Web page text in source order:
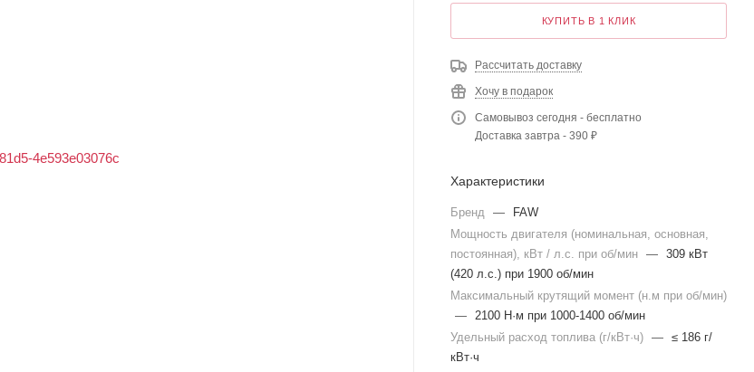
КУПИТЬ В 1 КЛИК
Рассчитать доставку
Хочу в подарок
Самовывоз сегодня - бесплатно
Доставка завтра - 390 ₽
Характеристики
Бренд —
FAW
Мощность двигателя (номинальная, основная,
постоянная), кВт / л.с. при об/мин — 309 кВт
(420 л.с.) при 1900 об/мин
Максимальный крутящий момент (н.м при об/мин)
— 2100 Н·м при 1000-1400 об/мин
Удельный расход топлива (г/кВт·ч) — ≤ 186 г/
кВт·ч